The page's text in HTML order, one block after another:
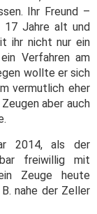
Ihr Freund –
17 Jahre alt und
ihr nicht nur ein
Verfahren am
wollte er sich
vermutlich eher
aber auch
2014, als der
freiwillig mit
Zeuge heute
nahe der Zeller